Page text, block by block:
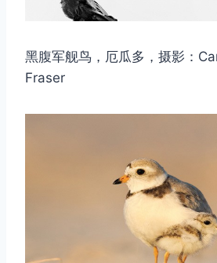
黑腹军舰鸟，厄瓜多，摄影：
Fraser